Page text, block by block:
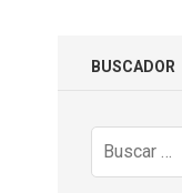
BUSCADOR
Buscar: